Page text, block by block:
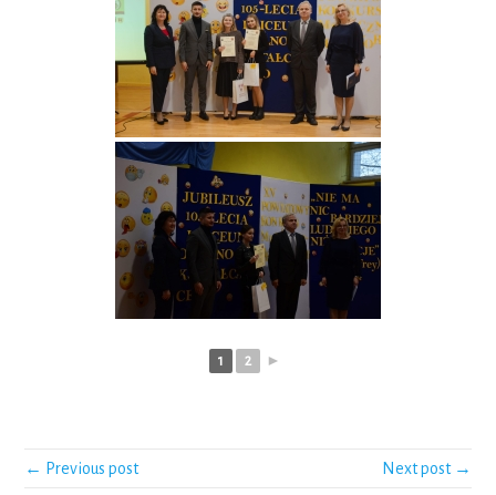
1 2 ►
← Previous post Next post →